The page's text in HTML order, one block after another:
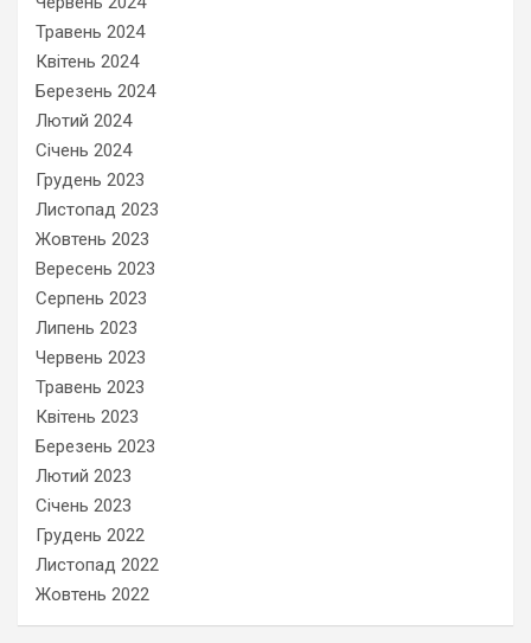
Травень 2024
Квітень 2024
Березень 2024
Лютий 2024
Січень 2024
Грудень 2023
Листопад 2023
Жовтень 2023
Вересень 2023
Серпень 2023
Липень 2023
Червень 2023
Травень 2023
Квітень 2023
Березень 2023
Лютий 2023
Січень 2023
Грудень 2022
Листопад 2022
Жовтень 2022